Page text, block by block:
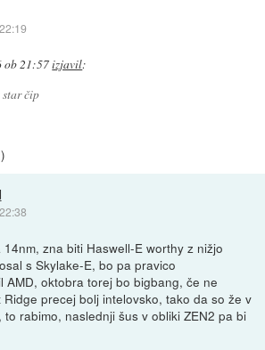
ob 21:57izjavil:
čip
zna biti Haswell-E worthy z nižjo
s Skylake-E, bo pa pravico
AMD, oktobra torej bo bigbang, če ne
precej bolj intelovsko, tako da so že v
rabimo, naslednji šus v obliki ZEN2 pa bi